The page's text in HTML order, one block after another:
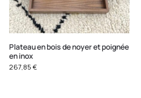
Plateau en bois de noyer et poignée
en inox
267,85 €